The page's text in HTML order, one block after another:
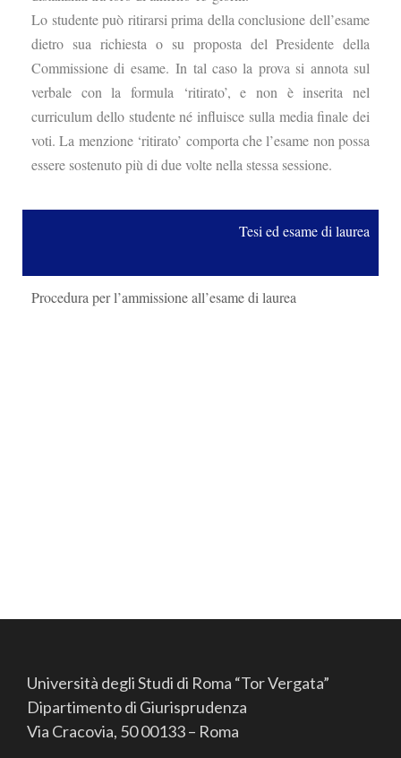
Lo studente può ritirarsi prima della conclusione dell’esame
dietro sua richiestao su proposta del Presidente della
Commissione di esame. In tal caso la prova si annota sul
verbale con la formula ‘ritirato’, e non è inserita nel
curriculum dello studente né influisce sulla media finale dei
voti. La menzione ‘ritirato’ comporta che l’esame non possa
essere sostenuto più di due volte nella stessa sessione.
Tesi ed esame di laurea
Procedura per l’ammissione all’esame di laurea
Università degli Studi di Roma “Tor Vergata”
Dipartimento di Giurisprudenza
Via Cracovia, 50 00133 – Roma